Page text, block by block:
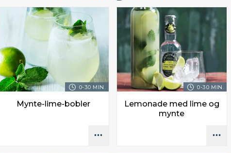
0-30 MIN.
Mynte-lime-bobler
0-30 MIN.
Lemonade med lime og
mynte